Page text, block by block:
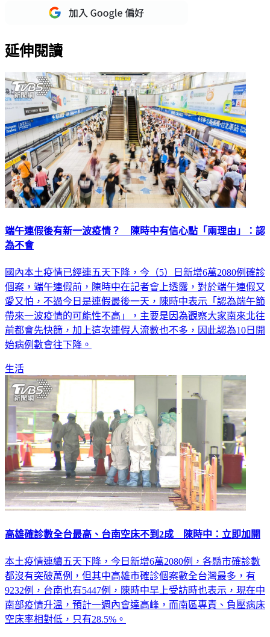
延伸閱讀
端午連假後有新一波疫情？ 陳時中有信心點「兩理由」：認
為不會
國內本土疫情已經連五天下降，今（5）日新增6萬2080例確診
個案，端午連假前，陳時中在記者會上透露，對於端午連假又
愛又怕，不過今日是連假最後一天，陳時中表示「認為端午節
帶來一波疫情的可能性不高」，主要是因為觀察大家南來北往
前都會先快篩，加上這次連假人流數也不多，因此認為10日開
始病例數會往下降。
生活
高雄確診數全台最高、台南空床不到2成 陳時中：立即加開
本土疫情連續五天下降，今日新增6萬2080例，各縣市確診數
都沒有突破萬例，但其中高雄市確診個案數全台灣最多，有
9232例，台南也有5447例，陳時中早上受訪時也表示，現在中
南部疫情升溫，預計一週內會達高峰，而南區專責、負壓病床
空床率相對低，只有28.5%。